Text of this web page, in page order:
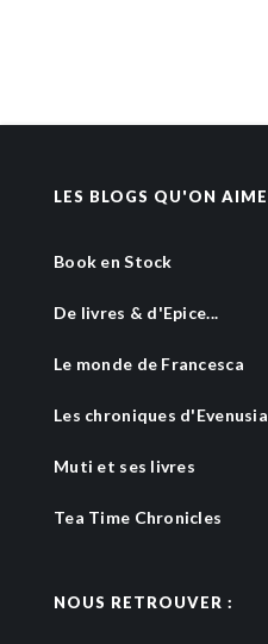
LES BLOGS QU'ON AIME
Book en Stock
De livres & d'Epice...
Le monde de Francesca
Les chroniques d'Evenusia
Muti et ses livres
Tea Time Chronicles
NOUS RETROUVER :